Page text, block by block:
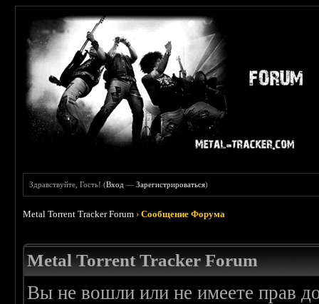
Здравствуйте, Гость! (Вход —Зарегистрироваться)
Metal Torrent Tracker Forum ›Сообщение Форума
Metal Torrent Tracker Forum
Вы не вошли или не имеете прав